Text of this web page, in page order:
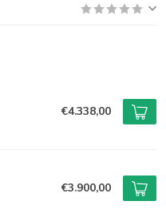
€4.338,00
€3.900,00